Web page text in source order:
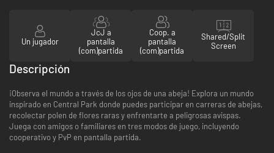
Un jugador
JcJ a
pantalla
(com)partida
Coop. a
pantalla
(com)partida
Shared/Split
Screen
Descripción
¡Observa el mundo a través de los ojos de una abeja! Explora un mundo
inspirado en Central Park donde puedes participar en carreras de abejas,
recolectar polen de flores raras y enfrentarte a peligrosas avispas.
Juega con amigos o familiares en tres modos de juego, incluyendo
cooperativo y PvP en pantalla partida.